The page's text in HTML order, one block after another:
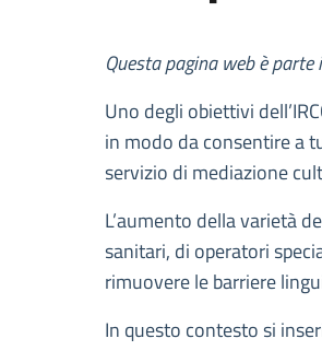
Descrizione
Questa pagina web è
Uno degli obiettivi
in modo da consentire a
servizio di mediazione
L’aumento della varietà
sanitari, di operatori
rimuovere le barriere
In questo contesto si